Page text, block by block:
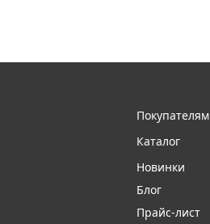
Покупателям
Каталог
Новинки
Блог
Прайс-лист